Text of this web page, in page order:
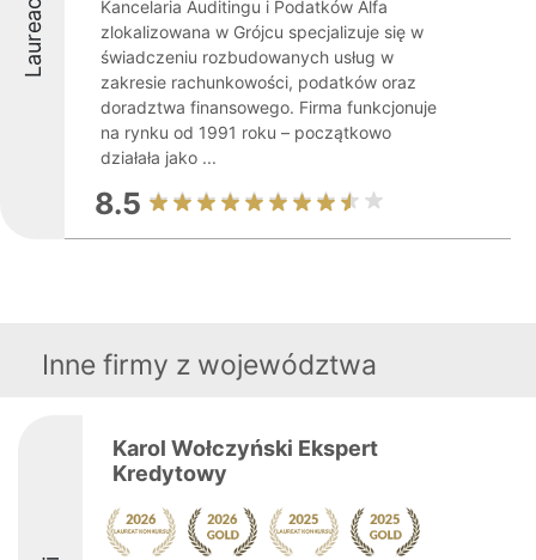
Laureaci
Kancelaria Auditingu i Podatków Alfa
zlokalizowana w Grójcu specjalizuje się w
świadczeniu rozbudowanych usług w
zakresie rachunkowości, podatków oraz
doradztwa finansowego. Firma funkcjonuje
na rynku od 1991 roku – początkowo
działała jako ...
8.5
Inne firmy z województwa
Karol Wołczyński Ekspert
Kredytowy